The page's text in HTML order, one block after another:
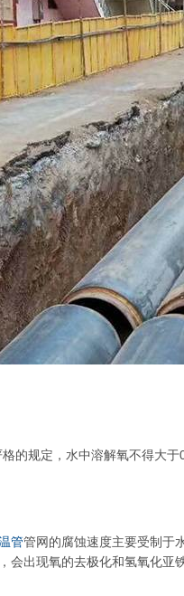
的规定，水中溶解氧不得大
管管网的腐蚀速度主要受制于
会出现氧的去极化和氢氧化